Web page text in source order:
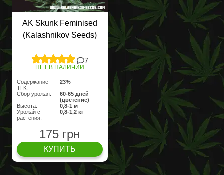
AK Skunk Feminised
(Kalashnikov Seeds)
7
НЕТ В НАЛИЧИИ
Содержание
ТГК:
23%
Сбор урожая:
60-65 дней
(цветение)
Высота:
0,8-1 м
Урожай с
растения:
0,8-1,2 кг
175 грн
КУПИТЬ